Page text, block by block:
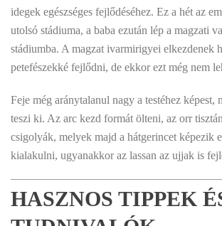
idegek egészséges fejlődéséhez. Ez a hét az
utolsó stádiuma, a baba ezután lép a magzati
stádiumba. A magzat ivarmirigyei elkezdenek
petefészekké fejlődni, de ekkor ezt még nem
Feje még aránytalanul nagy a testéhez képest,
teszi ki. Az arc kezd formát ölteni, az orr
csigolyák, melyek majd a hátgerincet képezik
kialakulni, ugyanakkor az lassan az ujjak is
HASZNOS TIPPEK